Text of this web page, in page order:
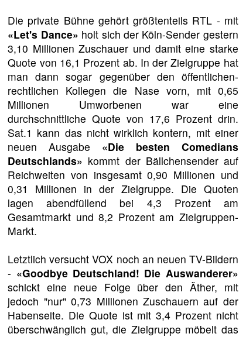
Die private Bühne gehört größtenteils RTL - mit
«Let's Dance» holt sich der Köln-Sender gestern
3,10 Millionen Zuschauer und damit eine starke
Quote von 16,1 Prozent ab. In der Zielgruppe hat
man dann sogar gegenüber den öffentlichen-
rechtlichen Kollegen die Nase vorn, mit 0,65
Millionen Umworbenen war eine
durchschnittliche Quote von 17,6 Prozent drin.
Sat.1 kann das nicht wirklich kontern, mit einer
neuen Ausgabe «Die besten Comedians
Deutschlands» kommt der Bällchensender auf
Reichweiten von insgesamt 0,90 Millionen und
0,31 Millionen in der Zielgruppe. Die Quoten
lagen abendfüllend bei 4,3 Prozent am
Gesamtmarkt und 8,2 Prozent am Zielgruppen-
Markt.
Letztlich versucht VOX noch an neuen TV-Bildern
- «Goodbye Deutschland! Die Auswanderer»
schickt eine neue Folge über den Äther, mit
jedoch "nur" 0,73 Millionen Zuschauern auf der
Habenseite. Die Quote ist mit 3,4 Prozent nicht
überschwänglich gut, die Zielgruppe möbelt das